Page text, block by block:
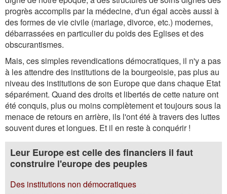
progrès accomplis par la médecine, d'un égal accès aussi à
des formes de vie civile (mariage, divorce, etc.) modernes,
débarrassées en particulier du poids des Eglises et des
obscurantismes.
Mais, ces simples revendications démocratiques, il n'y a pas
à les attendre des institutions de la bourgeoisie, pas plus au
niveau des institutions de son Europe que dans chaque Etat
séparément. Quand des droits et libertés de cette nature ont
été conquis, plus ou moins complètement et toujours sous la
menace de retours en arrière, ils l'ont été à travers des luttes
souvent dures et longues. Et il en reste à conquérir !
Leur Europe est celle des financiers il faut
construire l'europe des peuples
Des institutions non démocratiques